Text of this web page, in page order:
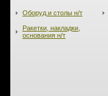
Оборуд.и столы н/т
Ракетки, накладки,
основания н/т